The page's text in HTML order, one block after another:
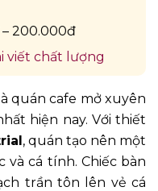
200.000đ
viết chất lượng
là quán cafe mở xuyên
hiện nay. Với thiết
, quán tạo nên một
và cá tính. Chiếc bàn
trần tôn lên vẻ cá